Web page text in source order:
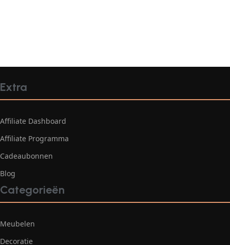
Extra
Affiliate Dashboard
Affiliate Programma
Cadeaubonnen
Blog
Categorieën
Meubelen
Decoratie